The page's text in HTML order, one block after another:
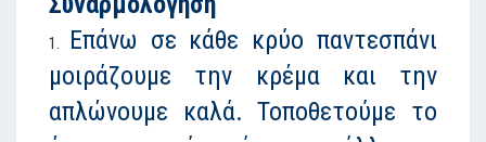
Επάνω σε κάθε κρύο παντεσπάνι
μοιράζουμε την κρέμα και την
απλώνουμε καλά. Τοποθετούμε το